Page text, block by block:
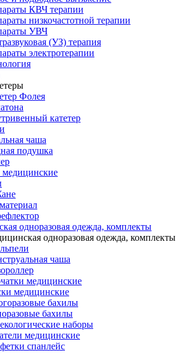
КВЧ терапии
низкочастотной терапии
УВЧ
(УЗ) терапия
электротерапии
Фолея
катетер
чаша
подушка
медицинские
одноразовая одежда, комплекты
одноразовая одежда, комплекты
чаша
медицинские
медицинские
бахилы
бахилы
наборы
медицинские
спанлейс